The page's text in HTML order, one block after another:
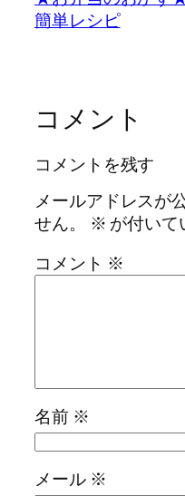
簡単レシピ
コメント
コメントを残す
メールアドレスが
せん。
※ が付いて
コメント ※
名前 ※
メール ※